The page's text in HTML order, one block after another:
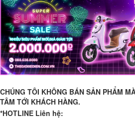
CHÚNG TÔI KHÔNG BÁN SẢN PHẨM
TÂM TỚI KHÁCH HÀNG.
*HOTLINE Liên hệ: